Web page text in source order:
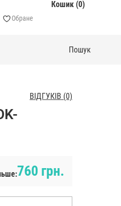
Обране
Кошик (0)
ВІДГУКІВ (0)
760 грн.